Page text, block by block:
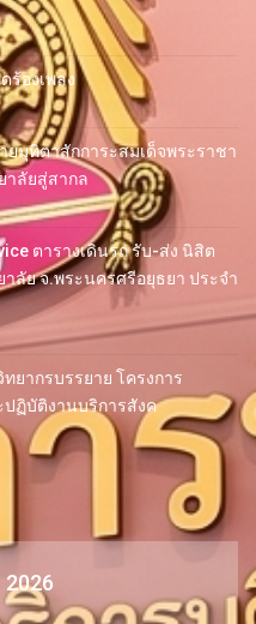
ร้องเพลง
ยมุทิตาสักการะสมเด็จพระราชา
ลัยสู่สากล
ตารางเดินรถ รับ-ส่ง นิสิต
ลัย จ.พระนครศรีอยุธยา ประจำ
ยากรบรรยาย โครงการ
ฏิบัติงานบริการสังค